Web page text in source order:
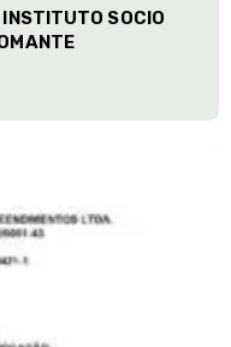
SOCIO